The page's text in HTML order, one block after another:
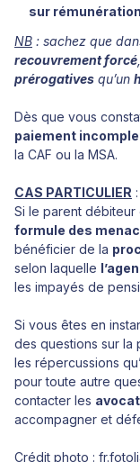
sur rémunération
NB : sachez que
recouvrement forcé
prérogatives qu’un
Dès que vous
paiement
la CAF ou la MSA.
CAS PARTICULIER :
Si le parent débiteur
formule des
bénéficier de la
selon laquelle
les impayés de
Si vous êtes en
des questions sur la
les répercussions
pour toute autre
contacter les
accompagner et
Crédit photo :